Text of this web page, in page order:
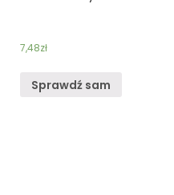
7,48zł
Sprawdź sam